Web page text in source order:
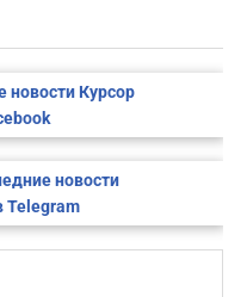
новости Курсор
новости
Telegram